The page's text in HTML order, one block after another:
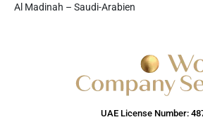
Al Madinah – Saudi-Arabien
UAE License Number: